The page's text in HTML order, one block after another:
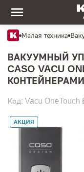
Малая техника
ВАКУУМНЫЙ
CASO VACU
КОНТЕЙНЕРАМИ
Код: Vacu OneTouch
АКЦИЯ